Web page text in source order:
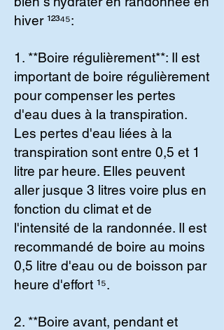
hiver ¹²³⁴⁵:
1. **Boire régulièrement**: Il est
important de boire régulièrement
pour compenser les pertes
d'eau dues à la transpiration.
Les pertes d'eau liées à la
transpiration sont entre 0,5 et 1
litre par heure. Elles peuvent
aller jusque 3 litres voire plus en
fonction du climat et de
l'intensité de la randonnée. Il est
recommandé de boire au moins
0,5 litre d'eau ou de boisson par
heure d'effort ¹⁵.
2. **Boire avant, pendant et